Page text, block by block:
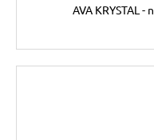
AVA KRYSTAL